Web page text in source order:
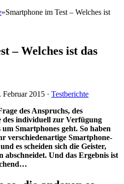
»Smartphone im Test – Welches ist
– Welches ist das
Februar 2015 · Testberichte
des Anspruchs, des
des individuell zur Verfügung
Smartphones geht. So haben
verschiedenartige Smartphone-
es scheiden sich die Geister,
abschneidet. Und das Ergebnis ist